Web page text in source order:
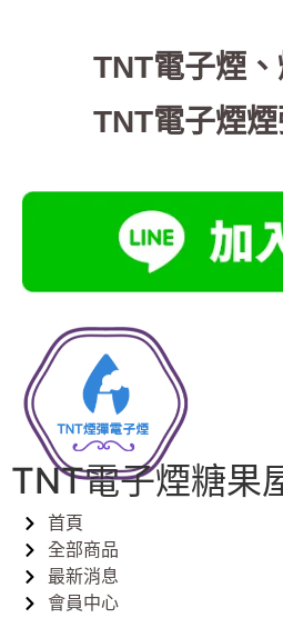
TNT電子煙 、
TNT電子煙
TNT電子煙糖果
首頁
全部商品
最新消息
會員中心